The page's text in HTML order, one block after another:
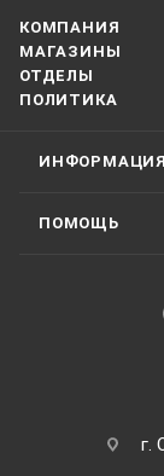
КОМПАНИЯ
МАГАЗИНЫ
ОТДЕЛЫ
ПОЛИТИКА
ИНФОРМАЦИЯ
ПОМОЩЬ
г.